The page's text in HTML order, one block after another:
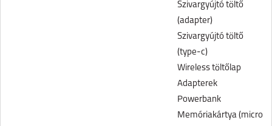
Szivargyújtó töltő
(adapter)
Szivargyújtó töltő
(type-c)
Wireless töltőlap
Adapterek
Powerbank
Memóriakártya (micro